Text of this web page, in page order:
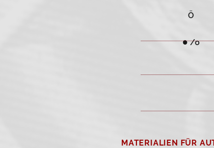
Ö
●/o
MATERIALIEN FÜR